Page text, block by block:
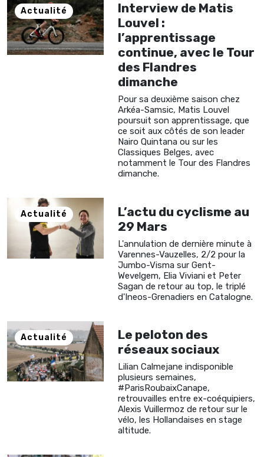
Actualité
Interview de Matis
Louvel :
l’apprentissage
continue, avec le Tour
des Flandres
dimanche
Pour sa deuxième saison chez
Arkéa-Samsic, Matis Louvel
poursuit son apprentissage, que
ce soit aux côtés de son leader
Nairo Quintana ou sur les
Classiques Belges, avec
notamment le Tour des Flandres
dimanche.
Actualité
L’actu du cyclisme au
29 Mars
L'annulation de dernière minute à
Varennes-Vauzelles, 2/2 pour la
Jumbo-Visma sur Gent-
Wevelgem, Elia Viviani et Peter
Sagan de retour au top, le triplé
d'Ineos-Grenadiers en Catalogne.
Actualité
Le peloton des
réseaux sociaux
Lilian Calmejane indisponible
plusieurs semaines,
#ParisRoubaixCanape,
retrouvailles entre ex-coéquipiers,
Alexis Vuillermoz de retour sur le
vélo, les Hollandaises en stage
altitude.